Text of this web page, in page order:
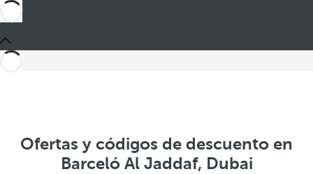
Ofertas y códigos de descuento en
Barceló Al Jaddaf, Dubai